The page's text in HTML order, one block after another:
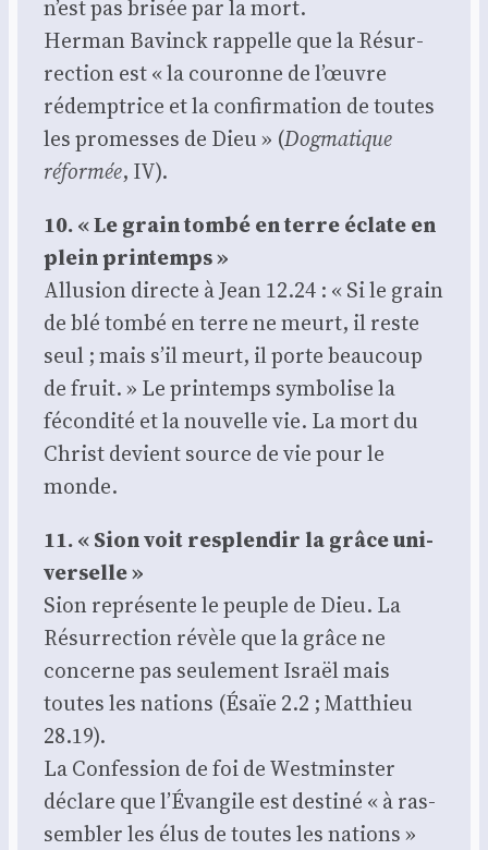
n’est pas bri­sée par la mort.
Her­man Bavinck rap­pelle que la Résur­
rec­tion est « la cou­ronne de l’œuvre
rédemp­trice et la confir­ma­tion de toutes
les pro­messes de Dieu » (Dog­ma­tique
réfor­mée, IV).
10. « Le grain tom­bé en terre éclate en
plein prin­temps »
Allu­sion directe à Jean 12.24 : « Si le grain
de blé tom­bé en terre ne meurt, il reste
seul ; mais s’il meurt, il porte beau­coup
de fruit. » Le prin­temps sym­bo­lise la
fécon­di­té et la nou­velle vie. La mort du
Christ devient source de vie pour le
monde.
11. « Sion voit res­plen­dir la grâce uni­
ver­selle »
Sion repré­sente le peuple de Dieu. La
Résur­rec­tion révèle que la grâce ne
concerne pas seule­ment Israël mais
toutes les nations (Ésaïe 2.2 ; Mat­thieu
28.19).
La Confes­sion de foi de West­mins­ter
déclare que l’Évangile est des­ti­né « à ras­
sem­bler les élus de toutes les nations »